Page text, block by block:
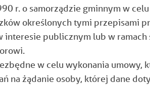
r. o samorządzie gminnym w
określonych tymi przepisami
interesie publicznym lub w ramach
w celu wykonania umowy,
na żądanie osoby, której dane